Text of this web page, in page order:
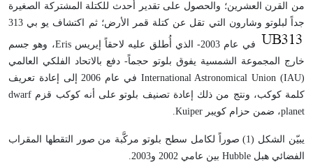
من القرن العشرين؛ والحصول على تقدير أحدث للكتلة المشتركة الصغيرة
جداً لبلوتو وشارون التي تقل عن كتلة قمر الأرض؛ ثم اكتشاف يو بي 313
في عام 2003- الذي أُطلق عليه لاحقاً إيريس Eris، وهو جسم
خارج المجموعة الشمسية يفوق بلوتو حجماً- دفع بالاتحاد الفلكي العالمي
International Astronomical Union (IAU) في عام 2006 إلى إعادة تعريف
كلمة كوكب، ونتج من ذلك إعادة تصنيف بلوتو على أنه كوكب قزم dwarf
planet، ضمن حزام كويبر Kuiper.
يبيّن الشكل (1) صوراً لكامل سطح بلوتو مركَّبة من صور التقطها المقراب
الفضائي هبل Hubble بين عامي 2002 و2003.